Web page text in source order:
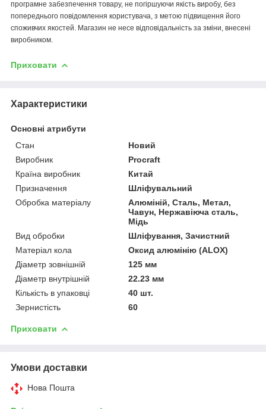
програмне забезпечення товару, не погіршуючи якість виробу, без
попереднього повідомлення користувача, з метою підвищення його
споживчих якостей. Магазин не несе відповідальність за зміни, внесені
виробником.
Приховати
Характеристики
Основні атрибути
Стан
Новий
Виробник
Procraft
Країна виробник
Китай
Призначення
Шліфувальний
Обробка матеріалу
Алюміній, Сталь, Метал,
Чавун, Нержавіюча сталь,
Мідь
Вид обробки
Шліфування, Зачистний
Матеріал кола
Оксид алюмінію (ALOX)
Діаметр зовнішній
125 мм
Діаметр внутрішній
22.23 мм
Кількість в упаковці
40 шт.
Зернистість
60
Приховати
Умови доставки
Нова Пошта